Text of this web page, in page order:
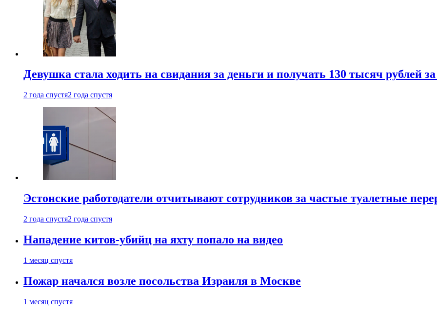
Девушка стала ходить на свидания за деньги и получать 130 тысяч рублей
2 года спустя2 года спустя
Эстонские работодатели отчитывают сотрудников за частые туалетные
2 года спустя2 года спустя
Нападение китов-убийц на яхту попало на видео
1 месяц спустя
Пожар начался возле посольства Израиля в Москве
1 месяц спустя